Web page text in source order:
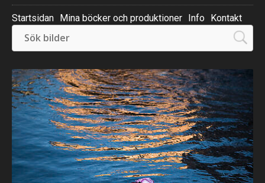
Startsidan Mina böcker och produktioner Info Kontakt
Beställ: Kalender 2025